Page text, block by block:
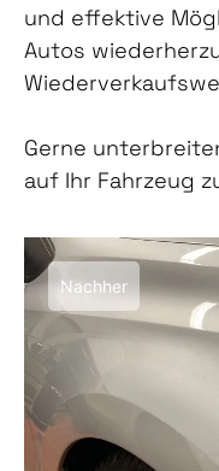
und effektive
Autos
Gerne
auf Ihr Fahrzeug
Nachher